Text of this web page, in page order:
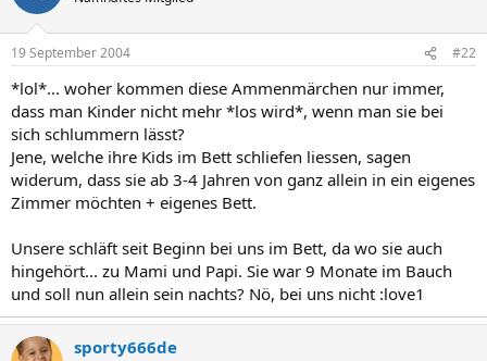
19 September 2004 #22
*lol*... woher kommen diese Ammenmärchen nur immer,
dass man Kinder nicht mehr *los wird*, wenn man sie bei
sich schlummern lässt?
Jene, welche ihre Kids im Bett schliefen liessen, sagen
widerum, dass sie ab 3-4 Jahren von ganz allein in ein eigenes
Zimmer möchten + eigenes Bett.
Unsere schläft seit Beginn bei uns im Bett, da wo sie auch
hingehört... zu Mami und Papi. Sie war 9 Monate im Bauch
und soll nun allein sein nachts? Nö, bei uns nicht :love1
sporty666de